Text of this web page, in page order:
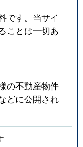
です。当サイ
ことは一切あ
の不動産物件
どに公開され